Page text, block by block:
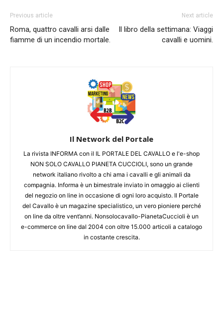
Previous article
Roma, quattro cavalli arsi dalle
fiamme di un incendio mortale.
Next article
Il libro della settimana: Viaggi
cavalli e uomini.
Il Network del Portale
La rivista INFORMA con il IL PORTALE DEL CAVALLO e l'e-shop
NON SOLO CAVALLO PIANETA CUCCIOLI, sono un grande
network italiano rivolto a chi ama i cavalli e gli animali da
compagnia. Informa è un bimestrale inviato in omaggio ai clienti
del negozio on line in occasione di ogni loro acquisto. Il Portale
del Cavallo è un magazine specialistico, un vero pioniere perché
on line da oltre vent’anni. Nonsolocavallo-PianetaCuccioli è un
e-commerce on line dal 2004 con oltre 15.000 articoli a catalogo
in costante crescita.